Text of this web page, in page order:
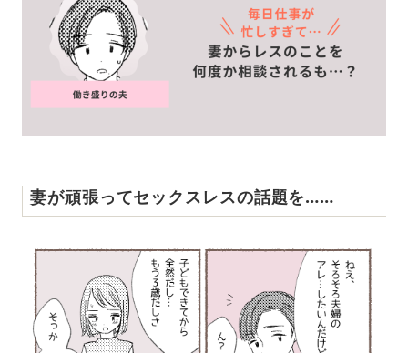
妻が頑張ってセックスレスの話題を……